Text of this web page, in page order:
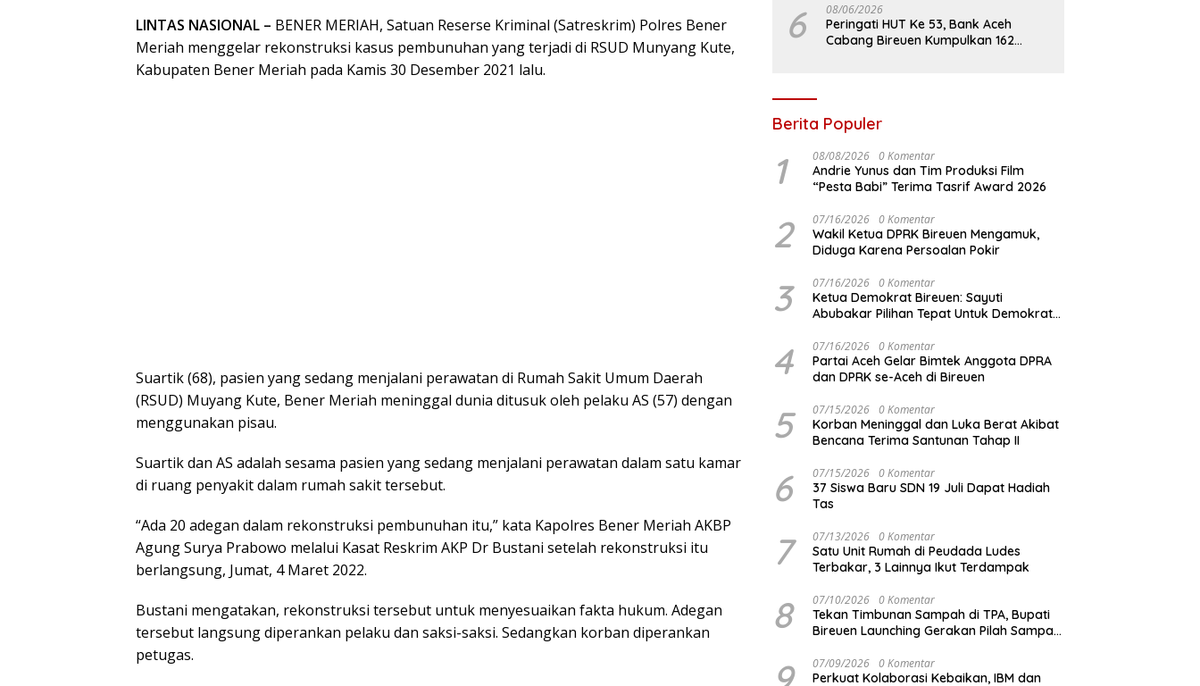
LINTAS NASIONAL – BENER MERIAH, Satuan Reserse Kriminal (Satreskrim) Polres Bener
Meriah menggelar rekonstruksi kasus pembunuhan yang terjadi di RSUD Munyang Kute,
Kabupaten Bener Meriah pada Kamis 30 Desember 2021 lalu.
Suartik (68), pasien yang sedang menjalani perawatan di Rumah Sakit Umum Daerah
(RSUD) Muyang Kute, Bener Meriah meninggal dunia ditusuk oleh pelaku AS (57) dengan
menggunakan pisau.
Suartik dan AS adalah sesama pasien yang sedang menjalani perawatan dalam satu kamar
di ruang penyakit dalam rumah sakit tersebut.
“Ada 20 adegan dalam rekonstruksi pembunuhan itu,” kata Kapolres Bener Meriah AKBP
Agung Surya Prabowo melalui Kasat Reskrim AKP Dr Bustani setelah rekonstruksi itu
berlangsung, Jumat, 4 Maret 2022.
Bustani mengatakan, rekonstruksi tersebut untuk menyesuaikan fakta hukum. Adegan
tersebut langsung diperankan pelaku dan saksi-saksi. Sedangkan korban diperankan
petugas.
6 08/06/2026
Peringati HUT Ke 53, Bank Aceh
Cabang Bireuen Kumpulkan 162
Berita Populer
1 08/08/2026 0 Komentar
Andrie Yunus dan Tim Produksi Film
“Pesta Babi” Terima Tasrif Award 2026
2 07/16/2026 0 Komentar
Wakil Ketua DPRK Bireuen Mengamuk,
Diduga Karena Persoalan Pokir
3 07/16/2026 0 Komentar
Ketua Demokrat Bireuen: Sayuti
Abubakar Pilihan Tepat Untuk Demokrat
4 07/16/2026 0 Komentar
Partai Aceh Gelar Bimtek Anggota DPRA
dan DPRK se-Aceh di Bireuen
5 07/15/2026 0 Komentar
Korban Meninggal dan Luka Berat Akibat
Bencana Terima Santunan Tahap II
6 07/15/2026 0 Komentar
37 Siswa Baru SDN 19 Juli Dapat Hadiah
Tas
7 07/13/2026 0 Komentar
Satu Unit Rumah di Peudada Ludes
Terbakar, 3 Lainnya Ikut Terdampak
8 07/10/2026 0 Komentar
Tekan Timbunan Sampah di TPA, Bupati
Bireuen Launching Gerakan Pilah Sampah
07/09/2026 0 Komentar
Perkuat Kolaborasi Kebaikan, IBM dan